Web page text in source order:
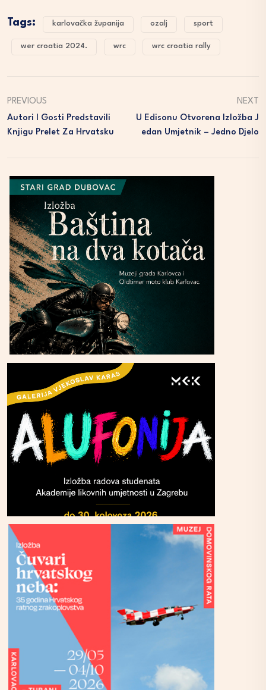
Tags: karlovačka županija ozalj sport
wer croatia 2024. wrc wrc croatia rally
PREVIOUS
Autori I Gosti Predstavili
Knjigu Prelet Za Hrvatsku
NEXT
U Edisonu Otvorena Izložba J
Edan Umjetnik – Jedno Djelo